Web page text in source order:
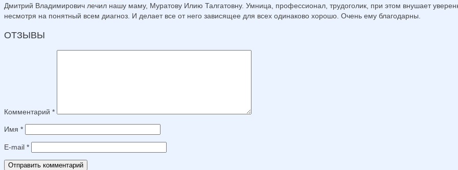
Дмитрий Владимирович лечил нашу маму, Муратову Илию Талгатовну. Умница, профессионал, трудоголик, при этом внушает
несмотря на понятный всем диагноз. И делает все от него зависящее для всех одинаково хорошо. Очень ему благодарны.
ОТЗЫВЫ
Комментарий *
Имя *
E-mail *